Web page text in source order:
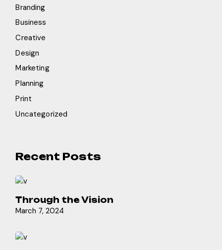
Branding
Business
Creative
Design
Marketing
Planning
Print
Uncategorized
Recent Posts
Through the Vision
March 7, 2024